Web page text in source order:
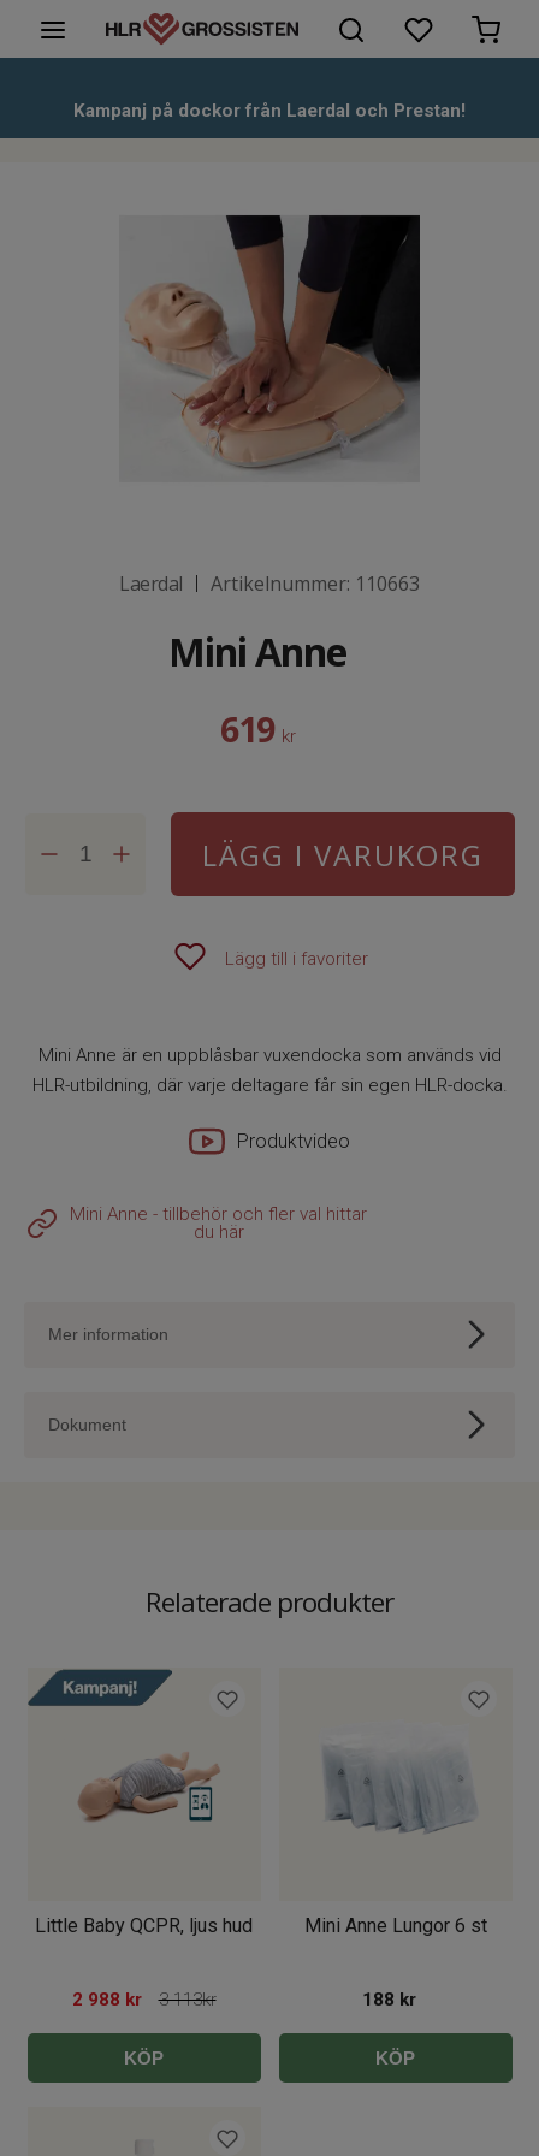
HLR-Dockor
Hjärtstartare & tillbehör
Kunskapsbank
Kampanj på dockor från Laerdal och Prestan!
Laerdal | Artikelnummer: 110663
Mini Anne
619 kr
LÄGG I VARUKORG
Lägg till i favoriter
Mini Anne är en uppblåsbar vuxendocka som används vid
HLR-utbildning, där varje deltagare får sin egen HLR-docka.
Produktvideo
Mini Anne - tillbehör och fler val hittar
du här
Mer information
Mini Anne-dockan har begränsad hållbarhet.
Dokument
Relaterade produkter
Little Baby QCPR, ljus hud
2 988 kr 3 113kr
KÖP
Mini Anne Lungor 6 st
188 kr
KÖP